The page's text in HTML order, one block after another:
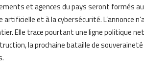
et agences du pays seront formés
et à la cybersécurité. L’annonce
Elle trace pourtant une ligne politique
la prochaine bataille de